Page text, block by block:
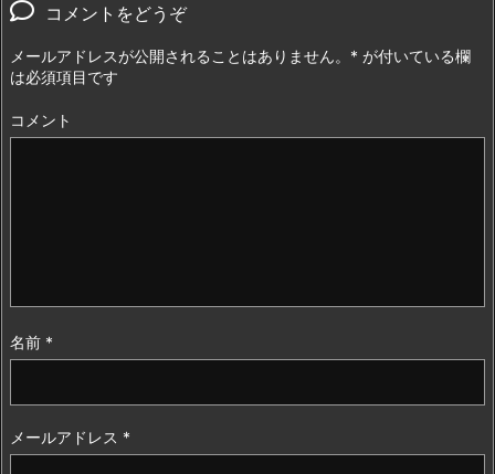
コメントをどうぞ
メールアドレスが公開されることはありません。 * が付いている欄
は必須項目です
コメント
名前 *
メールアドレス *